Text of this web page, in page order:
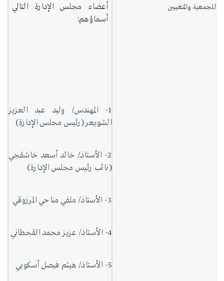
للجمعية والمتغيبين
أعضاء مجلس الإدارة التالي
أسماؤهم:
1- المهندس/ وليد عبد العزيز
الشويعر (رئيس مجلس الإدارة)
2- الأستاذ/ خالد أسعد خاشقجي
(نائب رئيس مجلس الإدارة)
3- الأستاذ/ ملفي مناحي المرزوقي
4- الأستاذ/ عزيز محمد القحطاني
5- الأستاذ/ هيثم فيصل أسكوبي